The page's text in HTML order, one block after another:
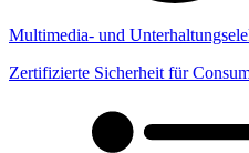
Multimedia- und
Zertifizierte Sicherheit für